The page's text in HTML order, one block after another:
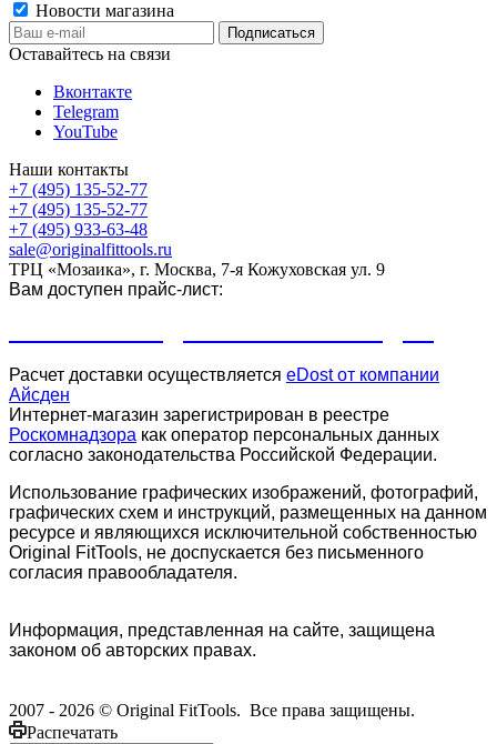
Новости магазина
Оставайтесь на связи
Вконтакте
Telegram
YouTube
Наши контакты
+7 (495) 135-52-77
+7 (495) 135-52-77
+7 (495) 933-63-48
sale@originalfittools.ru
ТРЦ «Мозаика», г. Москва, 7-я Кожуховская ул. 9
Вам доступен прайс-лист:
Расчет доставки осуществляется eDost от компании
Айсден
Интернет-магазин зарегистрирован в реестре
Роскомнадзора как оператор персональных данных
согласно законодательства Российской Федерации.
Использование графических изображений, фотографий,
графических схем и инструкций, размещенных на данном
ресурсе и являющихся исключительной собственностью
Original FitTools, не доспускается без письменного
согласия правообладателя.
Информация, представленная на сайте, защищена
законом об авторских правах.
2007 - 2026 © Original FitTools. Все права защищены.
Распечатать